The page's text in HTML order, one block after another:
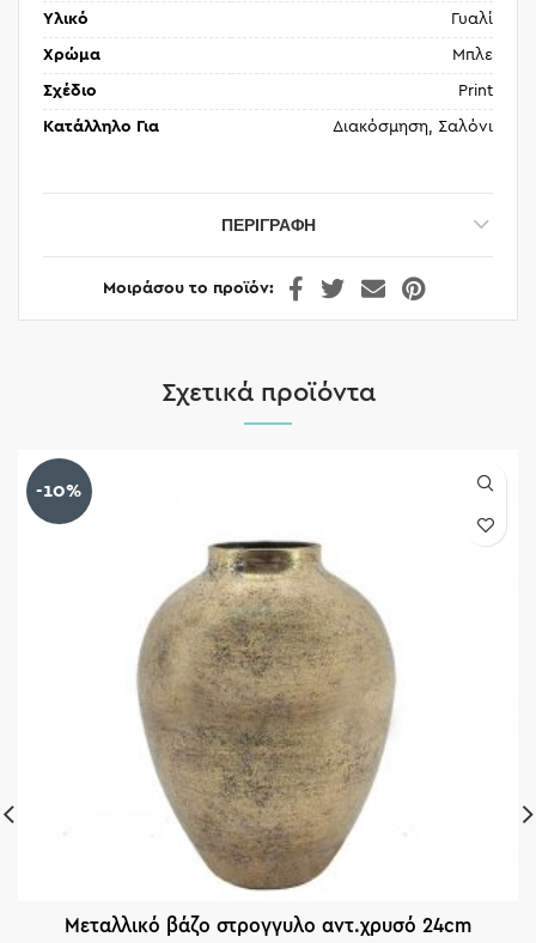
Υλικό Γυαλί
Χρώμα Μπλε
Σχέδιο Print
Κατάλληλο Για Διακόσμηση, Σαλόνι
ΠΕΡΙΓΡΑΦΉ
Μοιράσου το προϊόν
Σχετικά προϊόντα
-10%
Μεταλλικό βάζο στρογγυλο αντ.χρυσό 24cm